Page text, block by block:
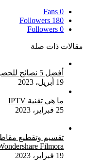
0
Fans
180
Followers
0
Followers
مقالات ذات صلة
أفضل 5 نصائح للحصول على وظيفة تقنية
19 أبريل، 2023
ما هي تقنية IPTV
25 فبراير، 2023
تقسيم وتقطيع
Filmora
19 فبراير، 2023